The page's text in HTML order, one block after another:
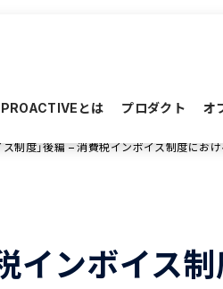
PROACTIVEとは プロダクト オ
制度」後編 – 消費税インボイス制度にお
インボイス制